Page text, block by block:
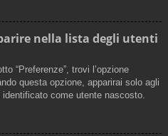
nella lista degli utenti
“Preferenze”, trovi l’opzione
questa opzione, apparirai solo agli
come utente nascosto.